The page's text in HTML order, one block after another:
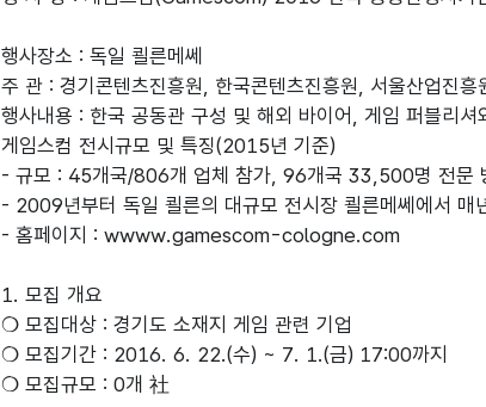
행사장소 : 독일 쾰른메쎄
주 관 : 경기콘텐츠진흥원, 한국콘텐츠진흥원, 서울산업진
행사내용 : 한국 공동관 구성 및 해외 바이어, 게임 퍼블리
게임스컴 전시규모 및 특징(2015년 기준)
- 규모 : 45개국/806개 업체 참가, 96개국 33,500명 전문
- 2009년부터 독일 쾰른의 대규모 전시장 쾰른메쎄에서 매
- 홈페이지 : wwww.gamescom-cologne.com
1. 모집 개요
❍ 모집대상 : 경기도 소재지 게임 관련 기업
❍ 모집기간 : 2016. 6. 22.(수) ~ 7. 1.(금) 17:00까지
❍ 모집규모 : 0개 社